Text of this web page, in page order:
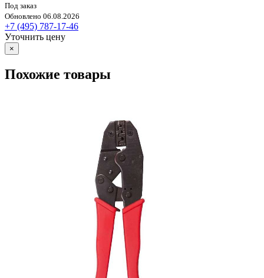
Под заказ
Обновлено 06.08.2026
+7 (495) 787-17-46
Уточнить цену
×
Похожие товары